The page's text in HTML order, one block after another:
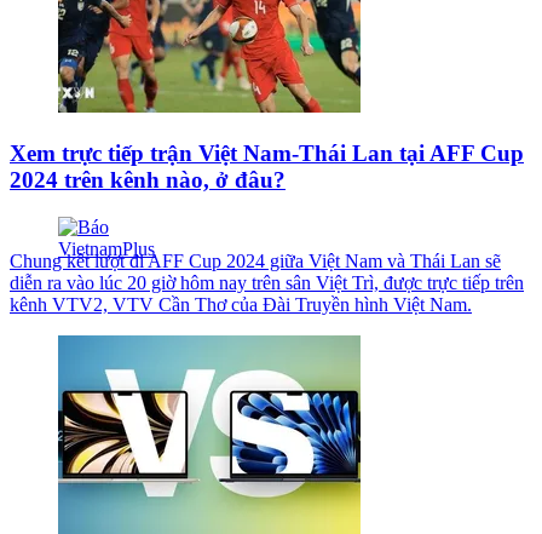
Xem trực tiếp trận Việt Nam-Thái Lan tại AFF Cup
2024 trên kênh nào, ở đâu?
Chung kết lượt đi AFF Cup 2024 giữa Việt Nam và Thái Lan sẽ
diễn ra vào lúc 20 giờ hôm nay trên sân Việt Trì, được trực tiếp trên
kênh VTV2, VTV Cần Thơ của Đài Truyền hình Việt Nam.